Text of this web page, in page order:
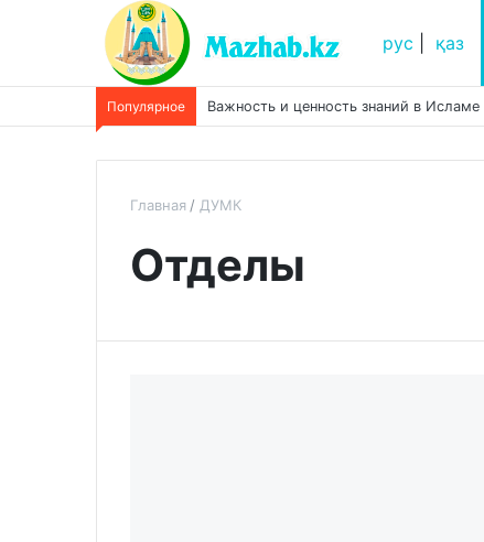
рус қаз
Популярное Важность и ценность знаний в Исламе
Главная ДУМК
Отделы